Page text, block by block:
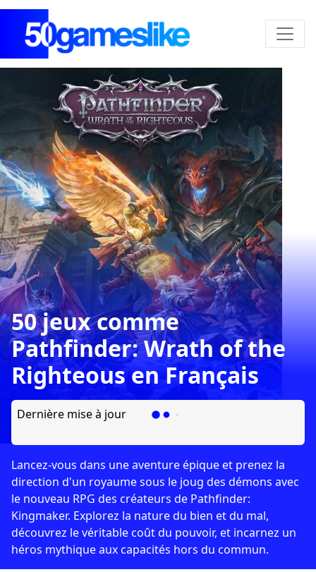
50 jeux comme
Pathfinder: Wrath of the
Righteous en Français
Dernière mise à jour
Lancez-vous dans une aventure épique et prenez la
direction d'un royaume sous le joug des démons avec
le nouveau RPG des créateurs de Pathfinder:
Kingmaker. Explorez la nature du bien et du mal,
découvrez le véritable coût du pouvoir, et incarnez un
héros mythique aux capacités hors du commun.